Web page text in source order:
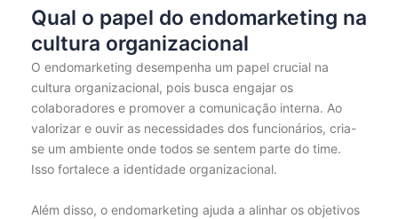
Qual o papel do endomarketing na
cultura organizacional
O endomarketing desempenha um papel crucial na
cultura organizacional, pois busca engajar os
colaboradores e promover a comunicação interna. Ao
valorizar e ouvir as necessidades dos funcionários, cria-
se um ambiente onde todos se sentem parte do time.
Isso fortalece a identidade organizacional.
Além disso, o endomarketing ajuda a alinhar os objetivos